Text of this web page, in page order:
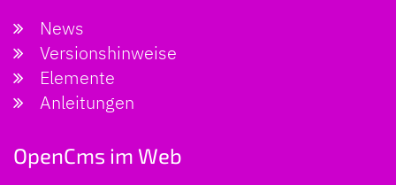
News
Versionshinweise
Elemente
Anleitungen
OpenCms im Web